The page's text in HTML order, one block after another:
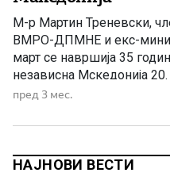
М-р Мартин Треневски,
ВМРО-ДПМНЕ и екс-
март се навршија 35
независна Мскедонија
Годишнините и јубилеите
личности или настани,
пред 3 мес.
НАЈНОВИ ВЕСТИ